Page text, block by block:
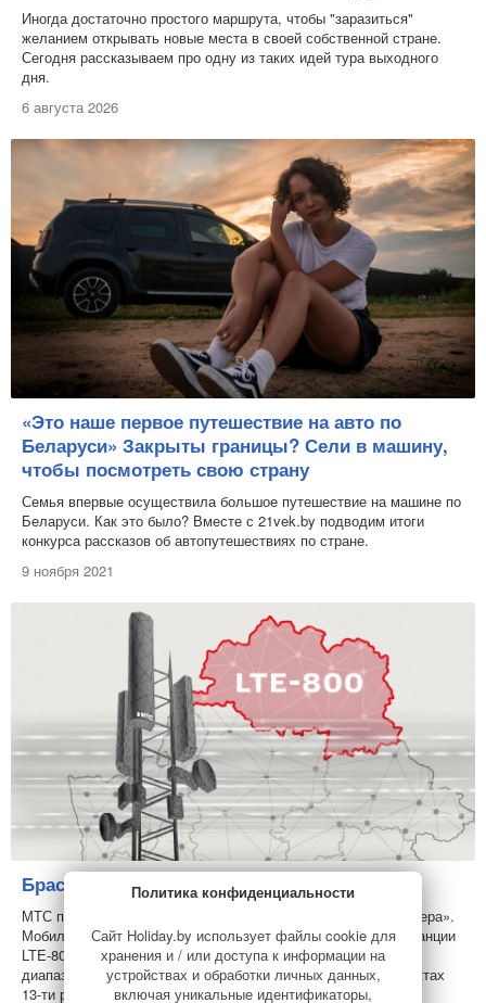
Иногда достаточно простого маршрута, чтобы "заразиться"
желанием открывать новые места в своей собственной стране.
Сегодня рассказываем про одну из таких идей тура выходного
дня.
6 августа 2026
«Это наше первое путешествие на авто по
Беларуси» Закрыты границы? Сели в машину,
чтобы посмотреть свою страну
Семья впервые осуществила большое путешествие на машине по
Беларуси. Как это было? Вместе с 21vek.by подводим итоги
конкурса рассказов об автопутешествиях по стране.
9 ноября 2021
Браславские озера стали 4G-парком
МТС покрыл сетью 4G национальный парк «Браславские озера».
Мобильный оператор запустил дополнительные базовые станции
LTE-800 и в других местах Витебской области. Так, новый
диапазон 800 МГц включен в более чем 17 населенных пунктах
13-ти районов.
Политика конфиденциальности
Сайт Holiday.by использует файлы cookie для
хранения и / или доступа к информации на
устройствах и обработки личных данных,
включая уникальные идентификаторы,